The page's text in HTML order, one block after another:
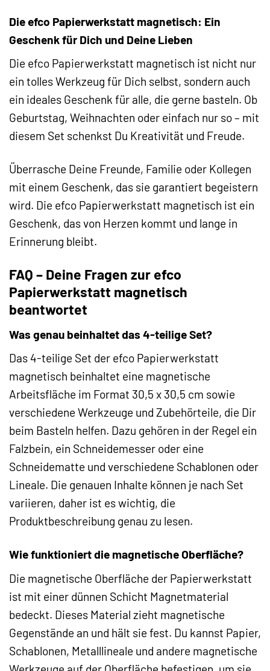
Die efco Papierwerkstatt magnetisch: Ein
Geschenk für Dich und Deine Lieben
Die efco Papierwerkstatt magnetisch ist nicht nur
ein tolles Werkzeug für Dich selbst, sondern auch
ein ideales Geschenk für alle, die gerne basteln. Ob
Geburtstag, Weihnachten oder einfach nur so – mit
diesem Set schenkst Du Kreativität und Freude.
Überrasche Deine Freunde, Familie oder Kollegen
mit einem Geschenk, das sie garantiert begeistern
wird. Die efco Papierwerkstatt magnetisch ist ein
Geschenk, das von Herzen kommt und lange in
Erinnerung bleibt.
FAQ – Deine Fragen zur efco
Papierwerkstatt magnetisch
beantwortet
Was genau beinhaltet das 4-teilige Set?
Das 4-teilige Set der efco Papierwerkstatt
magnetisch beinhaltet eine magnetische
Arbeitsfläche im Format 30,5 x 30,5 cm sowie
verschiedene Werkzeuge und Zubehörteile, die Dir
beim Basteln helfen. Dazu gehören in der Regel ein
Falzbein, ein Schneidemesser oder eine
Schneidematte und verschiedene Schablonen oder
Lineale. Die genauen Inhalte können je nach Set
variieren, daher ist es wichtig, die
Produktbeschreibung genau zu lesen.
Wie funktioniert die magnetische Oberfläche?
Die magnetische Oberfläche der Papierwerkstatt
ist mit einer dünnen Schicht Magnetmaterial
bedeckt. Dieses Material zieht magnetische
Gegenstände an und hält sie fest. Du kannst Papier,
Schablonen, Metalllineale und andere magnetische